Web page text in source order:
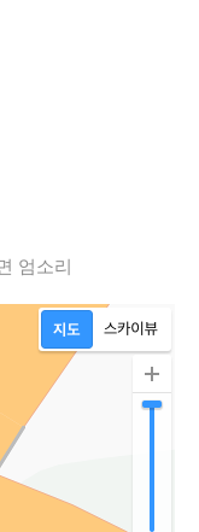
엄소리